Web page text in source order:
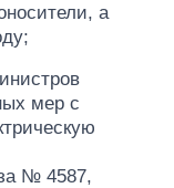
а
мер с
№ 4587,